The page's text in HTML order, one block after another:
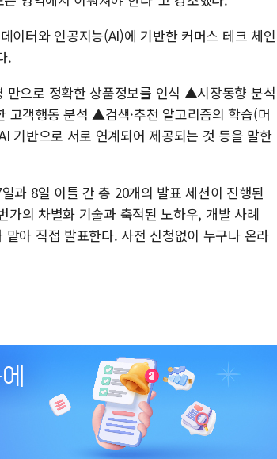
이터와 인공지능(AI)에 기반한 커머스 테크 체인
.
으로 정확한 상품정보를 인식 ▲시장동향 분석
객행동 분석 ▲검색·추천 알고리즘의 학습(머
기반으로 서로 연계되어 제공되는 것 등을 말한
과 8일 이틀 간 총 20개의 발표 세션이 진행된
가의 차별화 기술과 축적된 노하우, 개발 사례
아 직접 발표한다. 사전 신청없이 누구나 온라